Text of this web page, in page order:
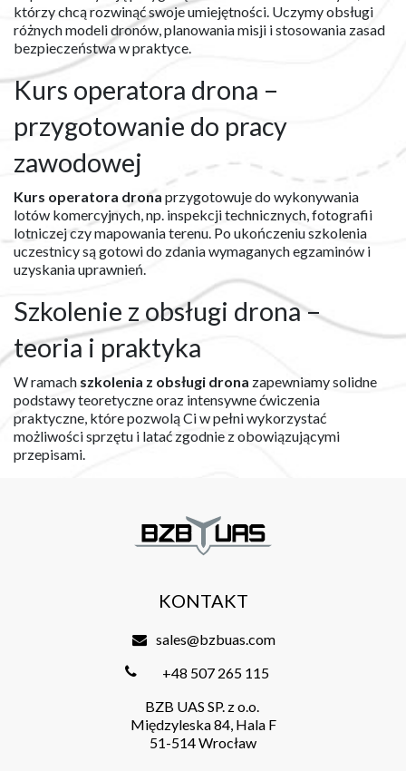
którzy chcą rozwinąć swoje umiejętności. Uczymy obsługi
różnych modeli dronów, planowania misji i stosowania zasad
bezpieczeństwa w praktyce.
Kurs operatora drona –
przygotowanie do pracy
zawodowej
Kurs operatora drona przygotowuje do wykonywania
lotów komercyjnych, np. inspekcji technicznych, fotografii
lotniczej czy mapowania terenu. Po ukończeniu szkolenia
uczestnicy są gotowi do zdania wymaganych egzaminów i
uzyskania uprawnień.
Szkolenie z obsługi drona –
teoria i praktyka
W ramach szkolenia z obsługi drona zapewniamy solidne
podstawy teoretyczne oraz intensywne ćwiczenia
praktyczne, które pozwolą Ci w pełni wykorzystać
możliwości sprzętu i latać zgodnie z obowiązującymi
przepisami.
KONTAKT
sales@bzbuas.com
+48 507 265 115
BZB UAS SP. z o.o.
Międzyleska 84, Hala F
51-514 Wrocław